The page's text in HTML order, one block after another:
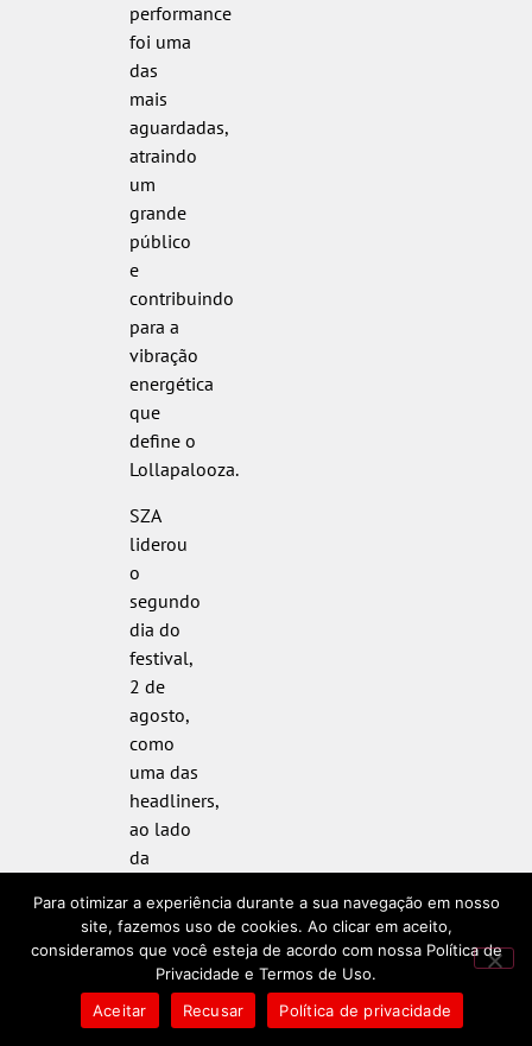
performance
foi uma
das
mais
aguardadas,
atraindo
um
grande
público
e
contribuindo
para a
vibração
energética
que
define o
Lollapalooza.
SZA
liderou
o
segundo
dia do
festival,
2 de
agosto,
como
uma das
headliners,
ao lado
da
de K-
pop
Stray
Kids.
Sua
Para otimizar a experiência durante a sua navegação em nosso
site, fazemos uso de cookies. Ao clicar em aceito,
consideramos que você esteja de acordo com nossa Política de
Privacidade e Termos de Uso.
Aceitar
Recusar Política de privacidade